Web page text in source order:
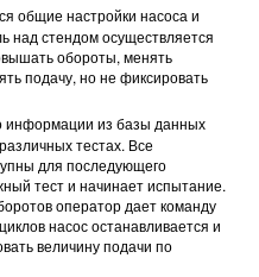
общие настройки насоса и
над стендом осуществляется
обороты, менять
подачу, но не фиксировать
информации из базы данных
тестах. Все
для последующего
тест и начинает испытание.
оператор дает команду
насос останавливается и
величину подачи по